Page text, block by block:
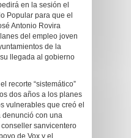
en la sesión el
Popular para que el
Antonio Rovira
del empleo joven
de la
llegada al gobierno
recorte “sistemático”
dos años a los planes
vulnerables que creó el
denunció con una
sanvicentero
de Vox y el